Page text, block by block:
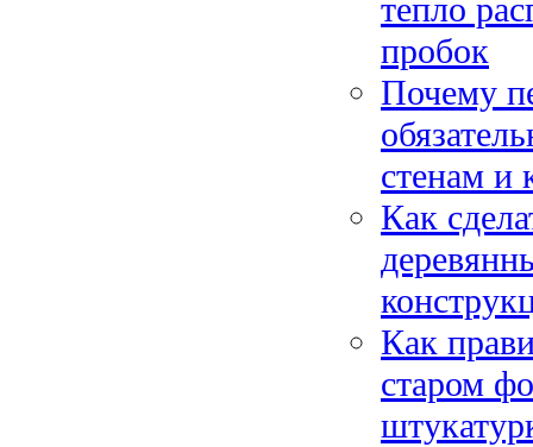
тепло
пробок
Почему
стенам и
Как
Как
старом